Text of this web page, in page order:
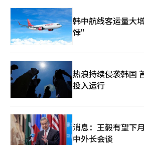
是半导体出口激增180.6%，达到221亿美
要推动力。稳健的出口数据提升了市场对
进而恢复了投资者信心。 美国与伊朗的冲突担忧有所缓解，也刺
激了对风险资产的偏好。尽管两国之间的军
基斯坦和卡塔尔等调解国提出了停火建议
突的警惕。 代信证券研究员李京敏表示：“国内股市在半导体行
业的低价买入潮中反弹，巴基斯坦和卡塔
解，增强了对风险资产的偏好。”他进一
出口的强劲表现也支持了业绩的动能，推动股价
道：“在前一日美国股市中，近期大幅下跌
弹买入潮，全球投资银行对内存行业的积
者信心，外资和机构的净买入进一步推动了
涨。”※ 本报道经人工智能（AI）系统翻
韩中航线客运量大
饽"
热浪持续侵袭韩国
投入运行
消息：王毅有望下
中外长会谈